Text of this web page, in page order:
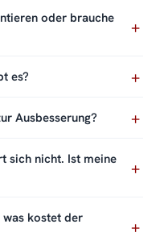
oder brauche
es?
Ausbesserung?
sich nicht. Ist meine
kostet der